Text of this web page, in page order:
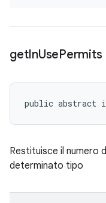
getInUsePermits
public abstract
Restituisce il numero
determinato tipo